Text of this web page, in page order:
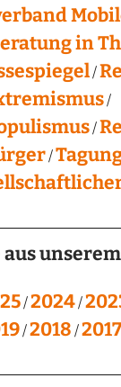
in
2024
2018 2017